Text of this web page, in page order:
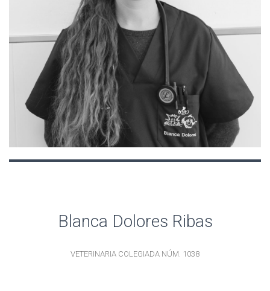
Blanca Dolores Ribas
VETERINARIA COLEGIADA NÚM. 1038